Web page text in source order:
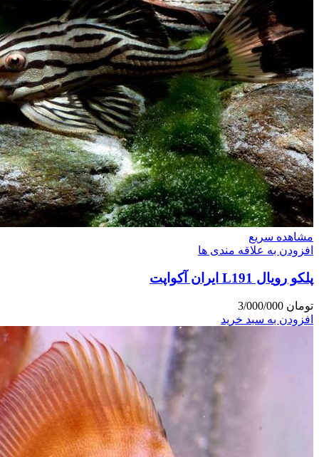
مشاهده سریع
افزودن به علاقه مندی ها
پلکو رویال L191 ایران آکواپت
تومان
افزودن به سبد خرید